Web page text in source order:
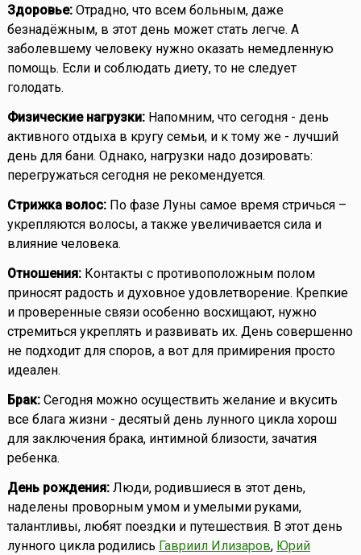
Здоровье: Отрадно, что всем больным, даже
безнадёжным, в этот день может стать легче. А
заболевшему человеку нужно оказать немедленную
помощь. Если и соблюдать диету, то не следует
голодать.
Физические нагрузки: Напомним, что сегодня - день
активного отдыха в кругу семьи, и к тому же - лучший
день для бани. Однако, нагрузки надо дозировать:
перегружаться сегодня не рекомендуется.
Стрижка волос: По фазе Луны самое время стричься –
укрепляются волосы, а также увеличивается сила и
влияние человека.
Отношения: Контакты с противоположным полом
приносят радость и духовное удовлетворение. Крепкие
и проверенные связи особенно восхищают, нужно
стремиться укреплять и развивать их. День совершенно
не подходит для споров, а вот для примирения просто
идеален.
Брак: Сегодня можно осуществить желание и вкусить
все блага жизни - десятый день лунного цикла хорош
для заключения брака, интимной близости, зачатия
ребенка.
День рождения: Люди, родившиеся в этот день,
наделены проворным умом и умелыми руками,
талантливы, любят поездки и путешествия. В этот день
лунного цикла родились Гавриил Илизаров, Юрий